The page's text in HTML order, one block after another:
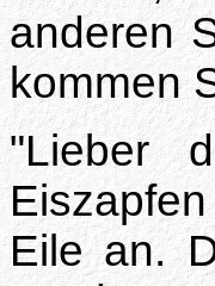
anderen
kommen
"Lieber
Eile an.